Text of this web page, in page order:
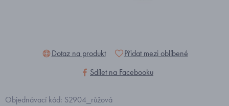
Dotaz na produkt
Přidat mezi oblíbené
Sdílet na Facebooku
Objednávací kód: S2904_růžová